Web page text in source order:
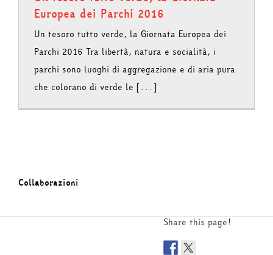
Europea dei Parchi 2016
Un tesoro tutto verde, la Giornata Europea dei
Parchi 2016 Tra libertà, natura e socialità, i
parchi sono luoghi di aggregazione e di aria pura
che colorano di verde le [...]
Collaborazioni
Share this page!